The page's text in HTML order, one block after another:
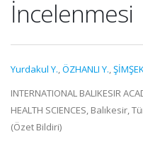
İncelenmesi
Yurdakul Y.,ÖZHANLI Y.,
INTERNATIONAL BALIKESIR
HEALTH SCIENCES, Balıkesir,
(Özet Bildiri)